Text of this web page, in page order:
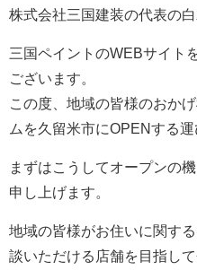
会社案内
久留米市、小郡市の皆様、こ
株式会社三国建装の代表の
三国ペイントのWEBサイト
ございます。
この度、地域の皆様のおか
まずはこうしてオープンの